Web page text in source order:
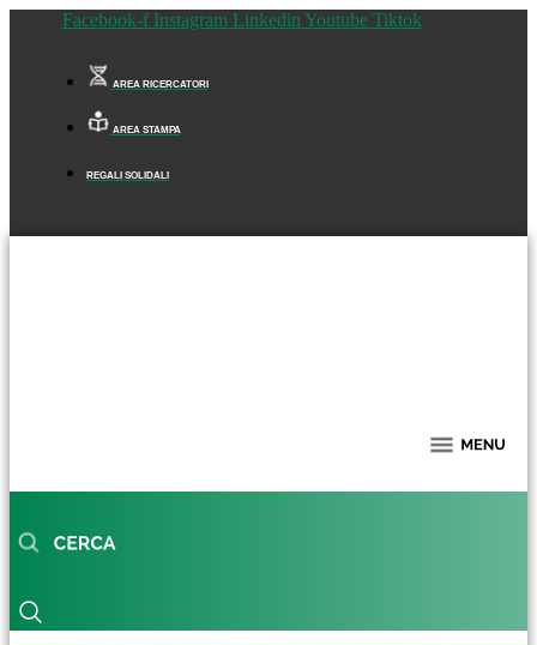
Facebook-f Instagram Linkedin Youtube Tiktok
AREA RICERCATORI
AREA STAMPA
REGALI SOLIDALI